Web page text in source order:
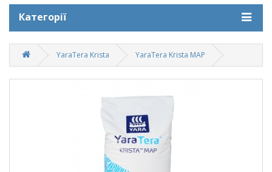
Категорії
YaraTera Krista YaraTera Krista MAP